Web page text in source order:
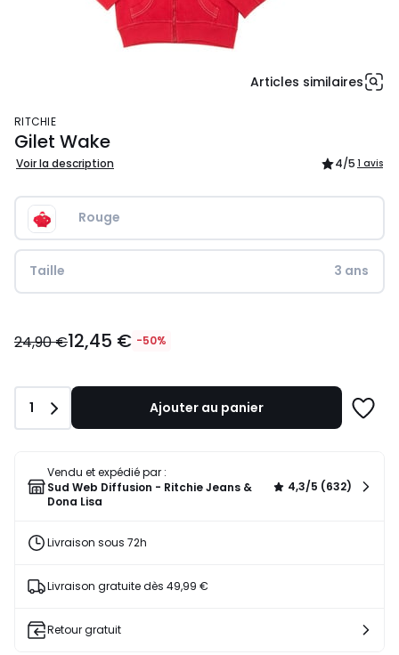
Articles similaires
RITCHIE
Gilet Wake
Voir la description 4/5 1 avis
Rouge
Taille 3 ans
€
24,90
€
réduction
appliquée.
24,90 €12,45 € -50%
Quantité
1 Ajouter au panier
Vendu et expédié par :
Sud Web Diffusion - Ritchie Jeans &
Dona Lisa
4,3/5 (632)
Livraison sous 72h
Livraison gratuite dès 49,99 €
Retour gratuit